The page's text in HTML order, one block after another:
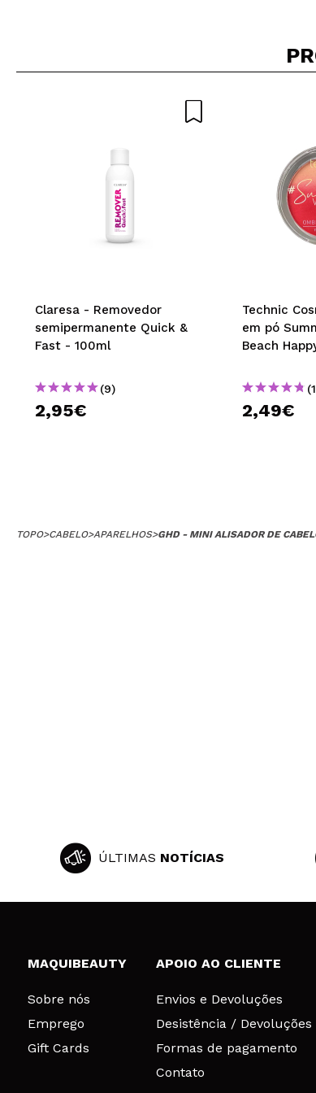
Claresa - Removedor
semipermanente Quick &
Fast - 100ml
(9)
2,95€
Technic
em pó
Beach
2,49€
TOPO>CABELO>APARELHOS>GHD - MINI ALISADOR DE
ÚLTIMAS NOTÍCIAS
MAQUIBEAUTY
Sobre nós
Emprego
Gift Cards
APOIO AO CLIENTE
Envios e Devoluções
Desistência / Devoluções
Formas de pagamento
Contato